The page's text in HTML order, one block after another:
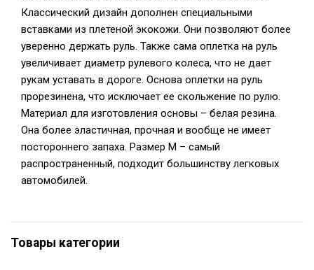
Классический дизайн дополнен специальными
вставками из плетеной экокожи. Они позволяют более
уверенно держать руль. Также сама оплетка на руль
увеличивает диаметр рулевого колеса, что не дает
рукам уставать в дороге. Основа оплетки на руль
прорезинена, что исключает ее скольжение по рулю.
Материал для изготовления основы – белая резина.
Она более эластичная, прочная и вообще не имеет
постороннего запаха. Размер M – самый
распространенный, подходит большинству легковых
автомобилей.
Товары категории